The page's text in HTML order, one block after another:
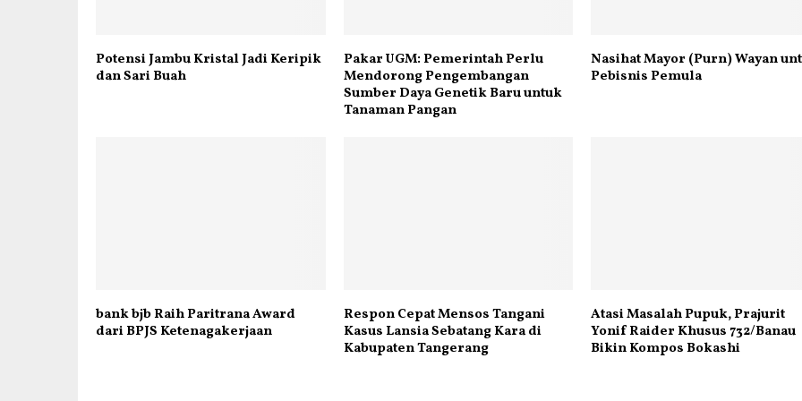
Potensi Jambu Kristal Jadi Keripik
dan Sari Buah
Pakar UGM: Pemerintah Perlu
Mendorong Pengembangan
Sumber Daya Genetik Baru untuk
Tanaman Pangan
Nasihat Mayor (Purn) Wayan
Pebisnis Pemula
bank bjb Raih Paritrana Award
dari BPJS Ketenagakerjaan
Respon Cepat Mensos Tangani
Kasus Lansia Sebatang Kara di
Kabupaten Tangerang
Atasi Masalah Pupuk, Prajurit
Yonif Raider Khusus 732/Banau
Bikin Kompos Bokashi